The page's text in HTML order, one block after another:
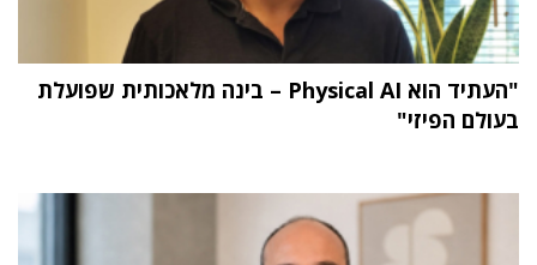
"העתיד הוא Physical AI – בינה מלאכותית שפועלת
בעולם הפיזי"